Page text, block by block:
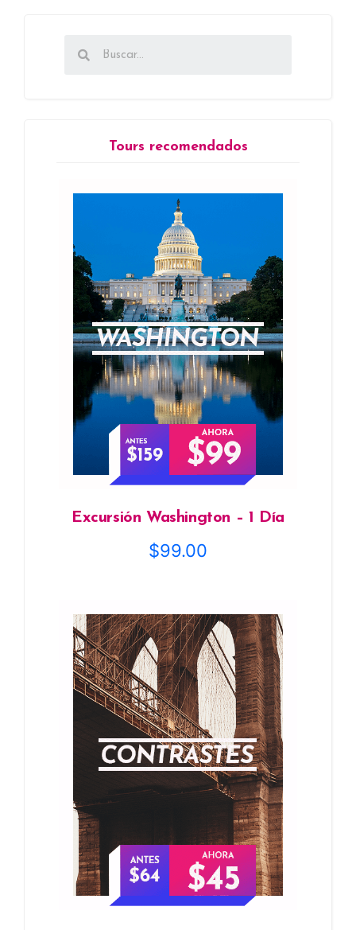
Tours recomendados
Excursión Washington – 1 Día
$99.00